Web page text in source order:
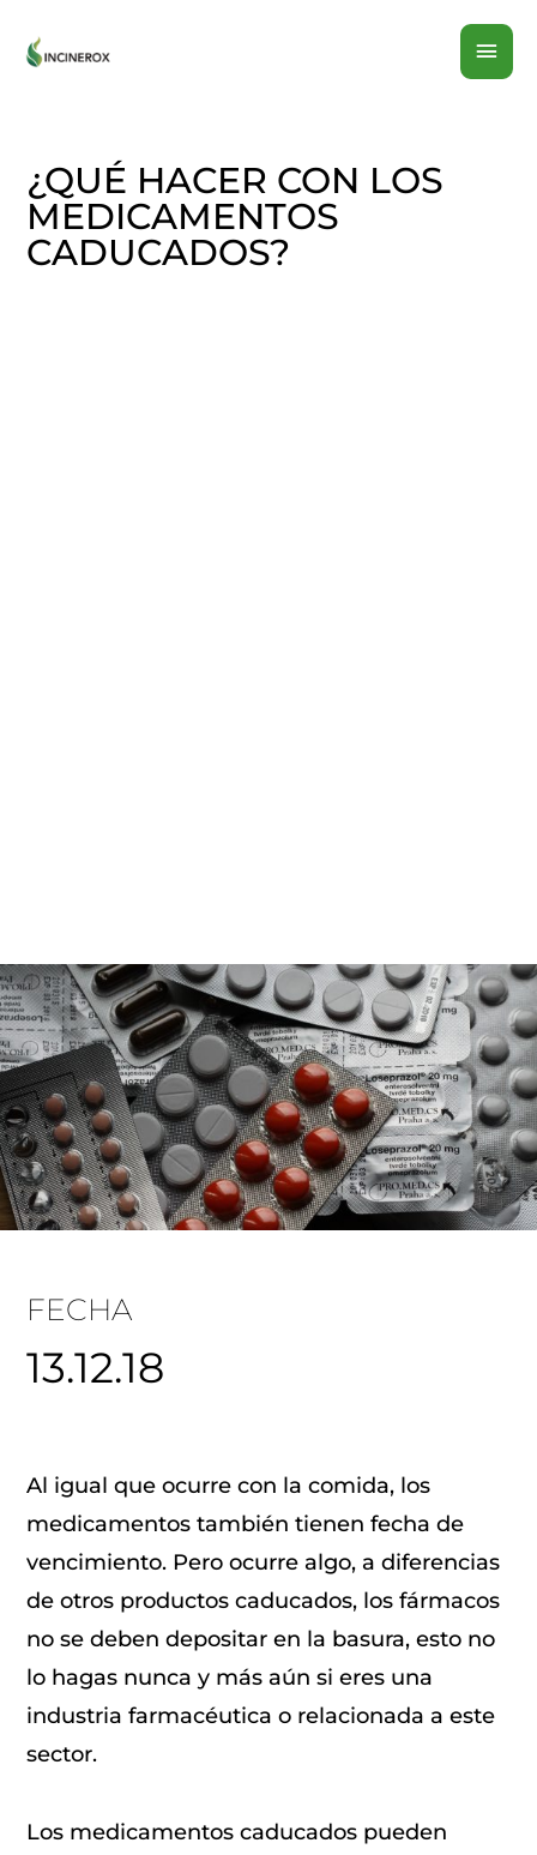
¿QUÉ HACER CON LOS
MEDICAMENTOS
CADUCADOS?
FECHA
13.12.18
Al igual que ocurre con la comida, los
medicamentos también tienen fecha de
vencimiento. Pero ocurre algo, a diferencias
de otros productos caducados, los fármacos
no se deben depositar en la basura, esto no
lo hagas nunca y más aún si eres una
industria farmacéutica o relacionada a este
sector.
Los medicamentos caducados pueden